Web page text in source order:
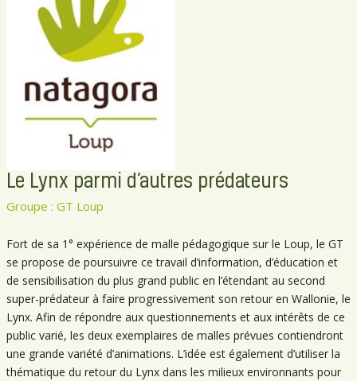
Le Lynx parmi d’autres prédateurs
Groupe : GT Loup
Fort de sa 1° expérience de malle pédagogique sur le Loup, le GT
se propose de poursuivre ce travail d’information, d’éducation et
de sensibilisation du plus grand public en l’étendant au second
super-prédateur à faire progressivement son retour en Wallonie, le
Lynx. Afin de répondre aux questionnements et aux intérêts de ce
public varié, les deux exemplaires de malles prévues contiendront
une grande variété d’animations. L’idée est également d’utiliser la
thématique du retour du Lynx dans les milieux environnants pour